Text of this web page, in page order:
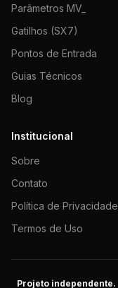
Parâmetros MV_
Gatilhos (SX7)
Pontos de Entrada
Guias Técnicos
Blog
Institucional
Sobre
Contato
Política de Privacidade
Termos de Uso
Projeto independente.